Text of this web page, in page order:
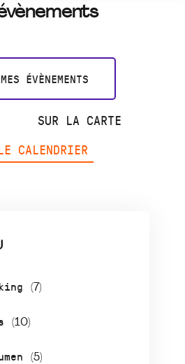
ÉVÈNEMENTS
SUR LA CARTE
CALENDRIER
(7)
(10)
(5)